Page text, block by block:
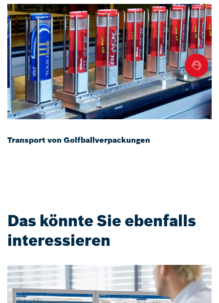
Transport von Golfballverpackungen
Das könnte Sie ebenfalls
interessieren